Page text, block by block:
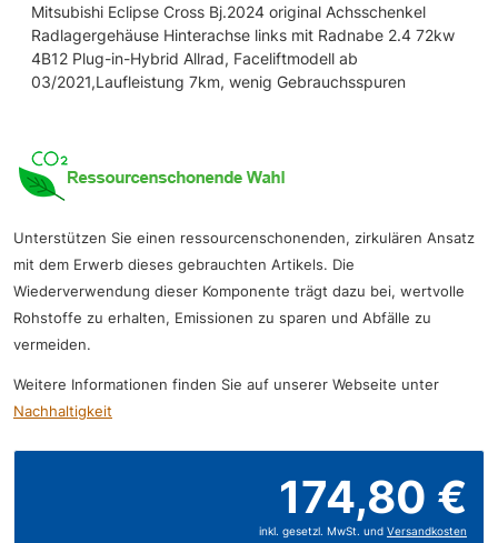
Mitsubishi Eclipse Cross Bj.2024 original Achsschenkel
Radlagergehäuse Hinterachse links mit Radnabe 2.4 72kw
4B12 Plug-in-Hybrid Allrad, Faceliftmodell ab
03/2021,Laufleistung 7km, wenig Gebrauchsspuren
Unterstützen Sie einen ressourcenschonenden, zirkulären Ansatz
mit dem Erwerb dieses gebrauchten Artikels. Die
Wiederverwendung dieser Komponente trägt dazu bei, wertvolle
Rohstoffe zu erhalten, Emissionen zu sparen und Abfälle zu
vermeiden.
Weitere Informationen finden Sie auf unserer Webseite unter
Nachhaltigkeit
174,80 €
inkl. gesetzl. MwSt. und Versandkosten